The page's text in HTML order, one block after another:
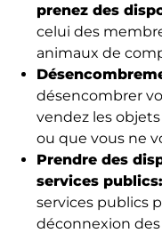
prenez des
celui des
animaux de
désencombrer
vendez les
ou que vous ne
Prendre des
services publics:
services publics
déconnexion des